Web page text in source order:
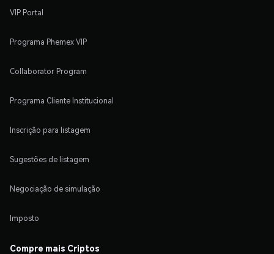
VIP Portal
Programa Phemex VIP
Collaborator Program
Programa Cliente Institucional
Inscrição para listagem
Sugestões de listagem
Negociação de simulação
Imposto
Compre mais Criptos